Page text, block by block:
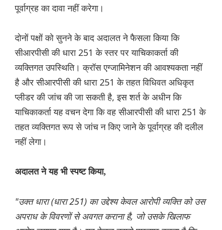
पूर्वाग्रह का दावा नहीं करेगा।
दोनों पक्षों को सुनने के बाद अदालत ने फैसला किया कि
सीआरपीसी की धारा 251 के स्तर पर याचिकाकर्ता की
व्यक्तिगत उपस्थिति। क्रॉस एग्जामिनेशन की आवश्यकता नहीं
है और सीआरपीसी की धारा 251 के तहत विधिवत अधिकृत
प्लीडर की जांच की जा सकती है, इस शर्त के अधीन कि
याचिकाकर्ता यह वचन देगा कि वह सीआरपीसी की धारा 251 के
तहत व्यक्तिगत रूप से जांच न किए जाने के पूर्वाग्रह की दलील
नहीं लेगा।
अदालत ने यह भी स्पष्ट किया,
"उक्त धारा (धारा 251) का उद्देश्य केवल आरोपी व्यक्ति को उस
अपराध के विवरणों से अवगत कराना है, जो उसके खिलाफ